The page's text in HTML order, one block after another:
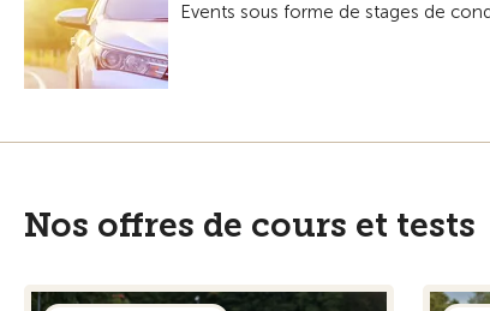
Events sous forme de stages de
Nos offres de cours et tests